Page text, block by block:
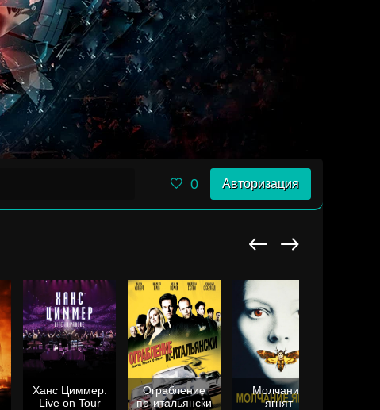
0 Авторизация
Ханс Циммер:
Live on Tour
Ограбление
по-итальянски
Молчание
ягнят